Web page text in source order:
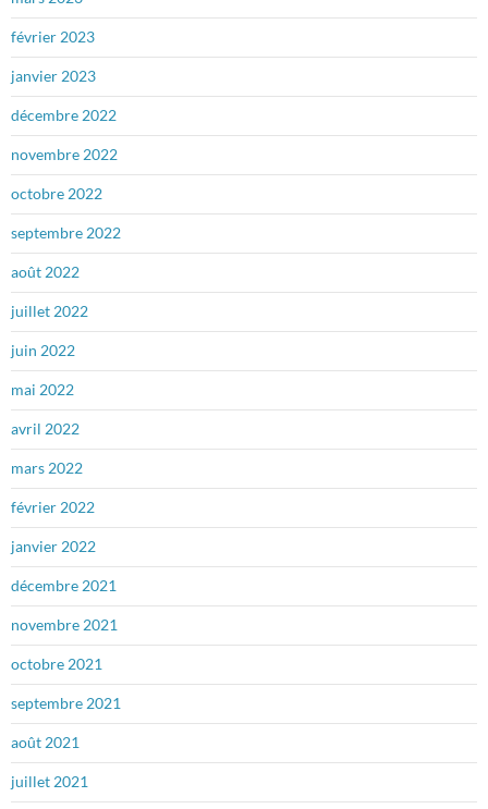
février 2023
janvier 2023
décembre 2022
novembre 2022
octobre 2022
septembre 2022
août 2022
juillet 2022
juin 2022
mai 2022
avril 2022
mars 2022
février 2022
janvier 2022
décembre 2021
novembre 2021
octobre 2021
septembre 2021
août 2021
juillet 2021